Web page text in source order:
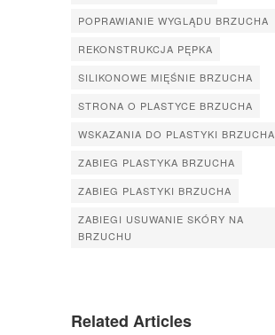
POPRAWIANIE WYGLĄDU BRZUCHA
REKONSTRUKCJA PĘPKA
SILIKONOWE MIĘŚNIE BRZUCHA
STRONA O PLASTYCE BRZUCHA
WSKAZANIA DO PLASTYKI BRZUCHA
ZABIEG PLASTYKA BRZUCHA
ZABIEG PLASTYKI BRZUCHA
ZABIEGI USUWANIE SKÓRY NA
BRZUCHU
Related Articles